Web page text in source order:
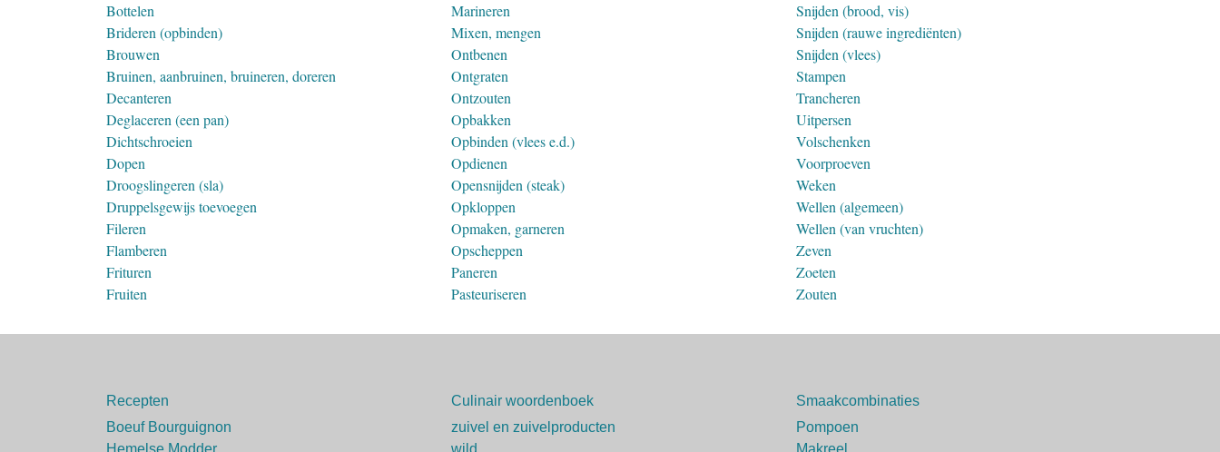
Bottelen
Brideren (opbinden)
Brouwen
Bruinen, aanbruinen, bruineren, doreren
Decanteren
Deglaceren (een pan)
Dichtschroeien
Dopen
Droogslingeren (sla)
Druppelsgewijs toevoegen
Fileren
Flamberen
Frituren
Fruiten
Marineren
Mixen, mengen
Ontbenen
Ontgraten
Ontzouten
Opbakken
Opbinden (vlees e.d.)
Opdienen
Opensnijden (steak)
Opkloppen
Opmaken, garneren
Opscheppen
Paneren
Pasteuriseren
Snijden (brood, vis)
Snijden (rauwe ingrediënten)
Snijden (vlees)
Stampen
Trancheren
Uitpersen
Volschenken
Voorproeven
Weken
Wellen (algemeen)
Wellen (van vruchten)
Zeven
Zoeten
Zouten
Recepten
Boeuf Bourguignon
Hemelse Modder
Culinair woordenboek
zuivel en zuivelproducten
wild
Smaakcombinaties
Pompoen
Makreel